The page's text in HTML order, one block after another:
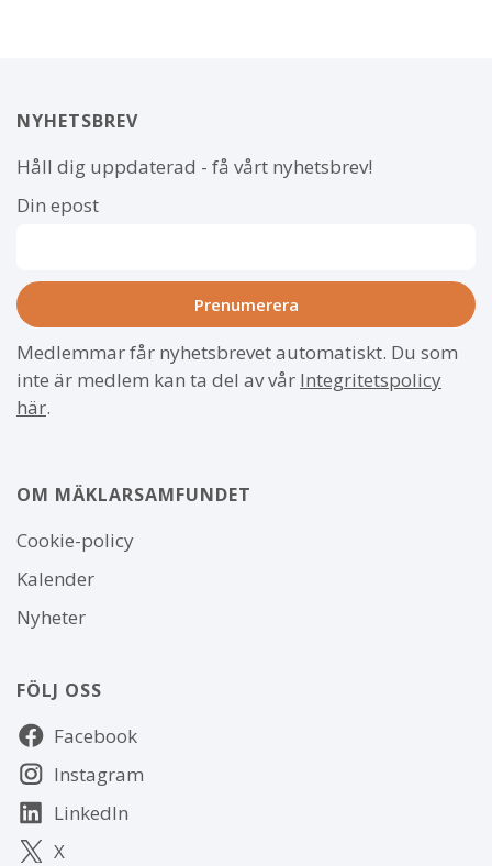
NYHETSBREV
Håll dig uppdaterad - få vårt nyhetsbrev!
Din epost
Medlemmar får nyhetsbrevet automatiskt. Du som
inte är medlem kan ta del av vår Integritetspolicy
här.
OM MÄKLARSAMFUNDET
Om
webbplatsen
Cookie-policy
Kalender
Nyheter
FÖLJ OSS
Följ
oss Facebook
Instagram
LinkedIn
X